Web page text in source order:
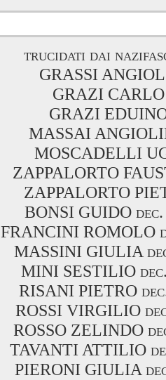
trucidati dai
GRASSI
GRAZI CARLO
GRAZI
MASSAI
MOSCADELLI
ZAPPALORTO
ZAPPALORTO
BONSI GUIDO
FRANCINI ROMOLO
MASSINI GIULIA
MINI SESTILIO
RISANI PIETRO
ROSSI VIRGILIO
ROSSO ZELINDO
TAVANTI ATTILIO
PIERONI GIULIA